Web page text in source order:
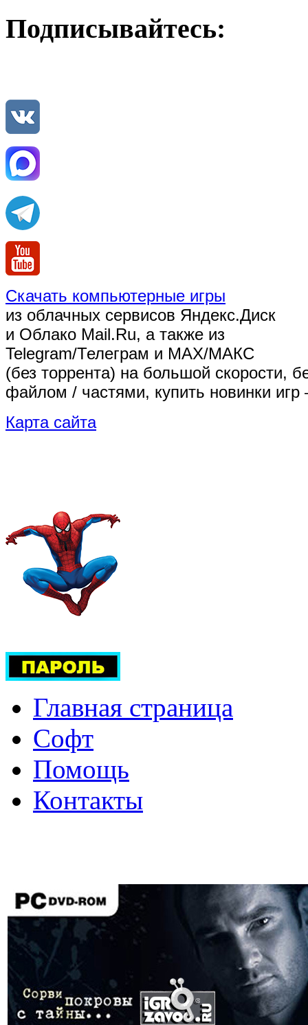
Подписывайтесь:
Скачать компьютерные игры
из облачных сервисов Яндекс.Диск
и Облако Mail.Ru, а также из
Telegram/Телеграм и MAX/МАКС
(без торрента) на большой скорости,
файлом / частями, купить новинки
Карта сайта
Главная страница
Софт
Помощь
Контакты